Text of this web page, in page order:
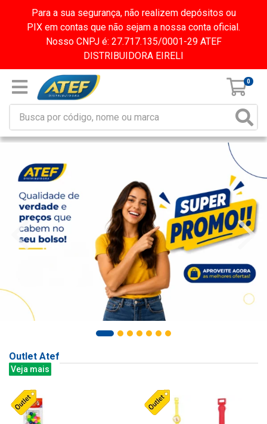
Para a sua segurança, não realizem depósitos ou
PIX em contas que não sejam a nossa conta oficial.
Nosso CNPJ é: 27.717.135/0001-29 ATEF
DISTRIBUIDORA EIRELI
0
Outlet Atef
Veja mais